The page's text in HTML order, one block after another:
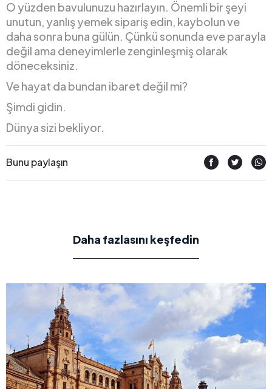
O yüzden bavulunuzu hazırlayın. Önemli bir şeyi
unutun, yanlış yemek sipariş edin, kaybolun ve
daha sonra buna gülün. Çünkü sonunda eve parayla
değil ama deneyimlerle zenginleşmiş olarak
döneceksiniz.
Ve hayat da bundan ibaret değil mi?
Şimdi gidin.
Dünya sizi bekliyor.
Bunu paylaşın
Daha fazlasını keşfedin